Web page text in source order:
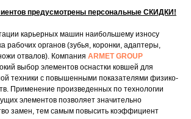
предусмотрены персональные СКИДКИ!
карьерных машин наибольшему износу
рабочих органов (зубья, коронки, адаптеры,
отвалов). Компания ARMET GROUP
выбор элементов оснастки ковшей для
техники с повышенными показателями физико-
Применение произведенных по технологии
элементов позволяет значительно
замен, тем самым повысить коэффициент